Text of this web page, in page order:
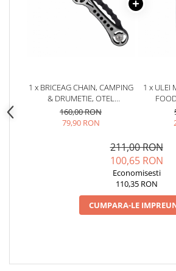
1 x BRICEAG CHAIN, CAMPING
& DRUMETIE, OTEL
7CR13MOV, MANER LANT
OTEL, 16 CM
160,00 RON
79,90 RON
1 x ULEI
211,00 RON
100,65 RON
Economisesti
110,35 RON
CUMPARA-LE